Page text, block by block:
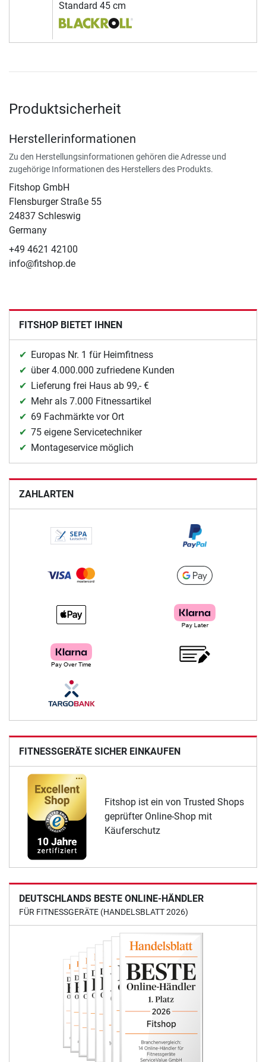
Standard 45 cm
Produktsicherheit
Herstellerinformationen
Zu den Herstellungsinformationen gehören die Adresse und
zugehörige Informationen des Herstellers des Produkts.
Fitshop GmbH
Flensburger Straße 55
24837 Schleswig
Germany
+49 4621 42100
info@fitshop.de
FITSHOP BIETET IHNEN
Europas Nr. 1 für Heimfitness
über 4.000.000 zufriedene Kunden
Lieferung frei Haus ab 99,- €
Mehr als 7.000 Fitnessartikel
69 Fachmärkte vor Ort
75 eigene Servicetechniker
Montageservice möglich
ZAHLARTEN
FITNESSGERÄTE SICHER EINKAUFEN
Fitshop ist ein von Trusted Shops
geprüfter Online-Shop mit
Käuferschutz
DEUTSCHLANDS BESTE ONLINE-HÄNDLER
FÜR FITNESSGERÄTE (HANDELSBLATT 2026)